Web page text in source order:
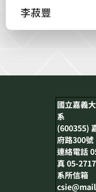
李菽豐
國立嘉義
系
(600355)
府路300號
連絡電話
真 05-
系所信箱